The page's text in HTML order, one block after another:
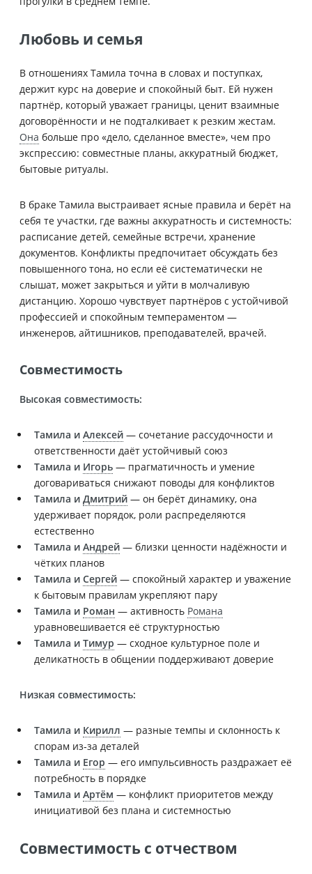
Любовь и семья
В отношениях Тамила точна в словах и поступках,
держит курс на доверие и спокойный быт. Ей нужен
партнёр, который уважает границы, ценит взаимные
договорённости и не подталкивает к резким жестам.
Она больше про «дело, сделанное вместе», чем про
экспрессию: совместные планы, аккуратный бюджет,
бытовые ритуалы.
В браке Тамила выстраивает ясные правила и берёт на
себя те участки, где важны аккуратность и системность:
расписание детей, семейные встречи, хранение
документов. Конфликты предпочитает обсуждать без
повышенного тона, но если её систематически не
слышат, может закрыться и уйти в молчаливую
дистанцию. Хорошо чувствует партнёров с устойчивой
профессией и спокойным темпераментом —
инженеров, айтишников, преподавателей, врачей.
Совместимость
Высокая совместимость:
Тамила и Алексей — сочетание рассудочности и
ответственности даёт устойчивый союз
Тамила и Игорь — прагматичность и умение
договариваться снижают поводы для конфликтов
Тамила и Дмитрий — он берёт динамику, она
удерживает порядок, роли распределяются
естественно
Тамила и Андрей — близки ценности надёжности и
чётких планов
Тамила и Сергей — спокойный характер и уважение
к бытовым правилам укрепляют пару
Тамила и Роман — активность Романа
уравновешивается её структурностью
Тамила и Тимур — сходное культурное поле и
деликатность в общении поддерживают доверие
Низкая совместимость:
Тамила и Кирилл — разные темпы и склонность к
спорам из‑за деталей
Тамила и Егор — его импульсивность раздражает её
потребность в порядке
Тамила и Артём — конфликт приоритетов между
инициативой без плана и системностью
Совместимость с отчеством